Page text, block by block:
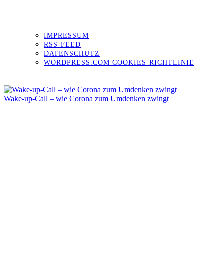
IMPRESSUM
RSS-FEED
DATENSCHUTZ
WORDPRESS.COM COOKIES-RICHTLINIE
Wake-up-Call – wie Corona zum Umdenken zwingt